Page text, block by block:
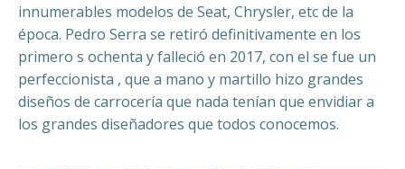
innumerables modelos de Seat, Chrysler, etc de la
época. Pedro Serra se retiró definitivamente en los
primero s ochenta y falleció en 2017, con el se fue un
perfeccionista , que a mano y martillo hizo grandes
diseños de carrocería que nada tenían que envidiar a
los grandes diseñadores que todos conocemos.